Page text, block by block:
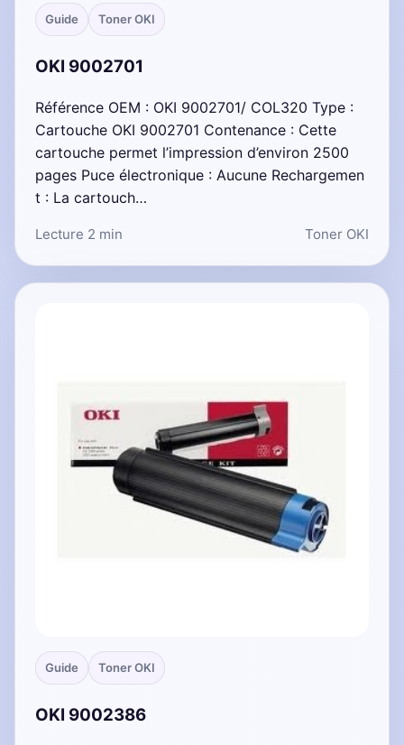
Guide Toner OKI
OKI 9002701
Référence OEM : OKI 9002701/ COL320 Type :
Cartouche OKI 9002701 Contenance : Cette
cartouche permet l’impression d’environ 2500
pages Puce électronique : Aucune Rechargemen
t : La cartouch…
Lecture 2 min Toner OKI
Guide Toner OKI
OKI 9002386